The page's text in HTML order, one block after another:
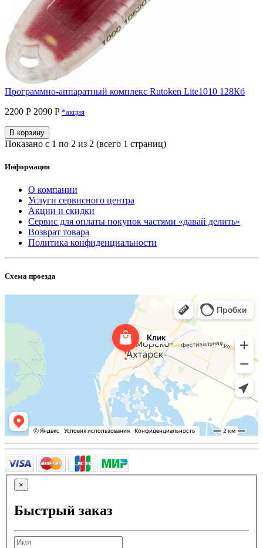
Программно-аппаратный комплекс Rutoken Lite1010 128Кб
2200 Р 2090 P *акция
В корзину
Показано с 1 по 2 из 2 (всего 1 страниц)
Информация
О компании
Услуги сервисного центра
Акции и скидки
Сервис для оплаты покупок частями «давай делить»
Возврат товара
Политика конфиденциальности
Схема проезда
×
Быстрый заказ